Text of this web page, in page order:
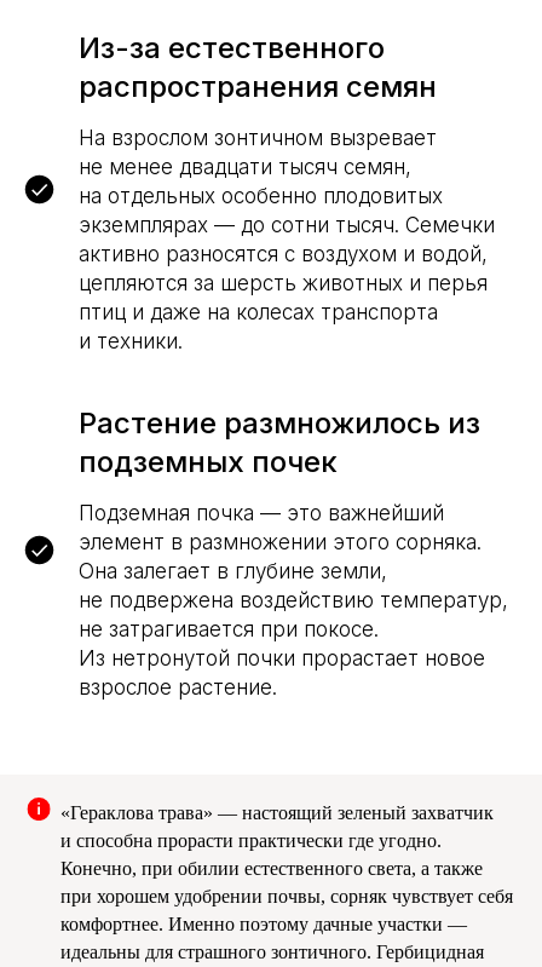
Из-за естественного
распространения семян
На взрослом зонтичном вызревает
не менее двадцати тысяч семян,
на отдельных особенно плодовитых
экземплярах — до сотни тысяч. Семечки
активно разносятся с воздухом и водой,
цепляются за шерсть животных и перья
птиц и даже на колесах транспорта
и техники.
Растение размножилось из
подземных почек
Подземная почка — это важнейший
элемент в размножении этого сорняка.
Она залегает в глубине земли,
не подвержена воздействию температур,
не затрагивается при покосе.
Из нетронутой почки прорастает новое
взрослое растение.
«Гераклова трава» — настоящий зеленый захватчик
и способна прорасти практически где угодно.
Конечно, при обилии естественного света, а также
при хорошем удобрении почвы, сорняк чувствует себя
комфортнее. Именно поэтому дачные участки —
идеальны для страшного зонтичного. Гербицидная